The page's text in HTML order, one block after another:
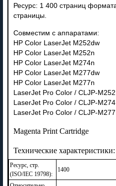
Ресурс: 1 400 страниц
страницы.
Совместим с аппаратами:
HP Color LaserJet M252dw
HP Color LaserJet M252n
HP Color LaserJet M274n
HP Color LaserJet M277dw
HP Color LaserJet M277n
LaserJet Pro Color / CLJP-M252
LaserJet Pro Color / CLJP-M274
LaserJet Pro Color / CLJP-M277
Magenta Print Cartridge
Технические характеристики:
Ресурс, стр.
(ISO/IEC 19798):
1400